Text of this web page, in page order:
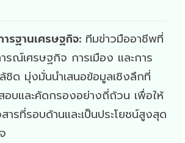
รฐานเศรษฐกิจ: ทีมข่าวมืออาชีพที่
รณ์เศรษฐกิจ การเมือง และการ
ชิด มุ่งมั่นนำเสนอข้อมูลเชิงลึกที่
อบและคัดกรองอย่างถี่ถ้วน เพื่อให้
ารที่รอบด้านและเป็นประโยชน์สูงสุด